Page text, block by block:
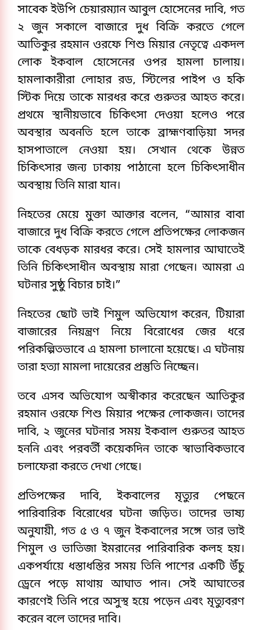
সাবেক ইউপি চেয়ারম্যান আবুল হোসেনের দাবি, গত
২ জুন সকালে বাজারে দুধ বিক্রি করতে গেলে
আতিকুর রহমান ওরফে শিশু মিয়ার নেতৃত্বে একদল
লোক ইকবাল হোসেনের ওপর হামলা চালায়।
হামলাকারীরা লোহার রড, স্টিলের পাইপ ও হকি
স্টিক দিয়ে তাকে মারধর করে গুরুতর আহত করে।
প্রথমে স্থানীয়ভাবে চিকিৎসা দেওয়া হলেও পরে
অবস্থার অবনতি হলে তাকে ব্রাহ্মণবাড়িয়া সদর
হাসপাতালে নেওয়া হয়। সেখান থেকে উন্নত
চিকিৎসার জন্য ঢাকায় পাঠানো হলে চিকিৎসাধীন
অবস্থায় তিনি মারা যান।
নিহতের মেয়ে মুক্তা আক্তার বলেন, “আমার বাবা
বাজারে দুধ বিক্রি করতে গেলে প্রতিপক্ষের লোকজন
তাকে বেধড়ক মারধর করে। সেই হামলার আঘাতেই
তিনি চিকিৎসাধীন অবস্থায় মারা গেছেন। আমরা এ
ঘটনার সুষ্ঠু বিচার চাই।”
নিহতের ছোট ভাই শিমুল অভিযোগ করেন, টিয়ারা
বাজারের নিয়ন্ত্রণ নিয়ে বিরোধের জের ধরে
পরিকল্পিতভাবে এ হামলা চালানো হয়েছে। এ ঘটনায়
তারা হত্যা মামলা দায়েরের প্রস্তুতি নিচ্ছেন।
তবে এসব অভিযোগ অস্বীকার করেছেন আতিকুর
রহমান ওরফে শিশু মিয়ার পক্ষের লোকজন। তাদের
দাবি, ২ জুনের ঘটনার সময় ইকবাল গুরুতর আহত
হননি এবং পরবর্তী কয়েকদিন তাকে স্বাভাবিকভাবে
চলাফেরা করতে দেখা গেছে।
প্রতিপক্ষের দাবি, ইকবালের মৃত্যুর পেছনে
পারিবারিক বিরোধের ঘটনা জড়িত। তাদের ভাষ্য
অনুযায়ী, গত ৫ ও ৭ জুন ইকবালের সঙ্গে তার ভাই
শিমুল ও ভাতিজা ইমরানের পারিবারিক কলহ হয়।
একপর্যায়ে ধস্তাধস্তির সময় তিনি পাশের একটি উঁচু
ড্রেনে পড়ে মাথায় আঘাত পান। সেই আঘাতের
কারণেই তিনি পরে অসুস্থ হয়ে পড়েন এবং মৃত্যুবরণ
করেন বলে তাদের দাবি।